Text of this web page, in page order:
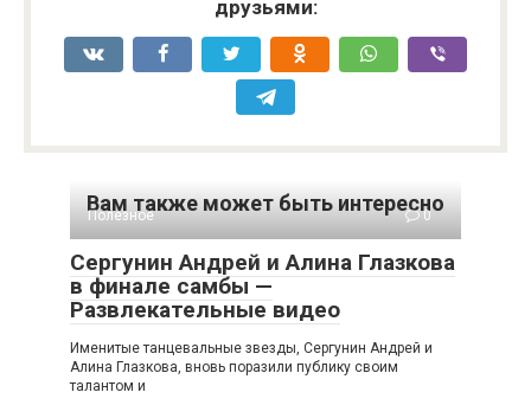
друзьями:
Вам также может быть интересно
Полезное 0
Сергунин Андрей и Алина Глазкова
в финале самбы —
Развлекательные видео
Именитые танцевальные звезды, Сергунин Андрей и
Алина Глазкова, вновь поразили публику своим
талантом и